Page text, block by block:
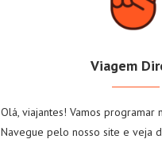
Viagem
Olá, viajantes! Vamos programar
Navegue pelo nosso site e veja